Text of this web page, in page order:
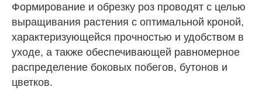
Формирование и обрезку роз проводят с целью
выращивания растения с оптимальной кроной,
характеризующейся прочностью и удобством в
уходе, а также обеспечивающей равномерное
распределение боковых побегов, бутонов и
цветков.